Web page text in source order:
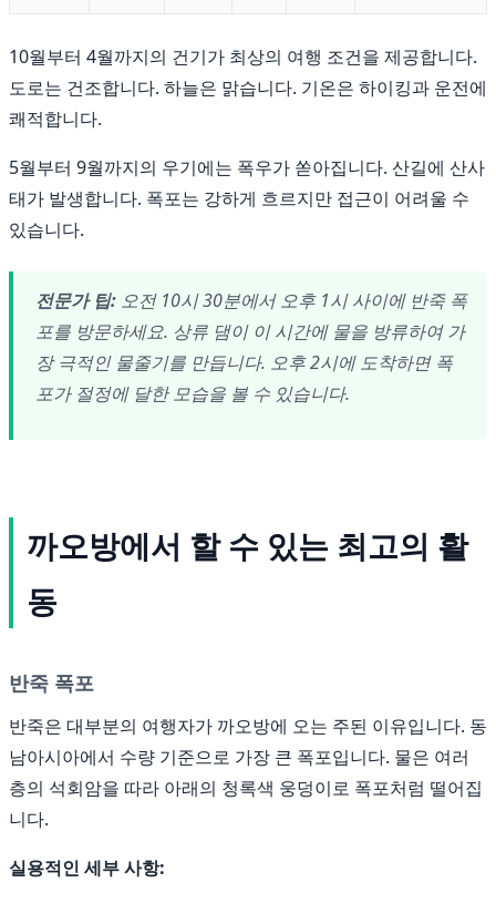
10월부터 4월까지의 건기가 최상의 여행 조건을 제공합니다.
도로는 건조합니다. 하늘은 맑습니다. 기온은 하이킹과 운전에
쾌적합니다.
5월부터 9월까지의 우기에는 폭우가 쏟아집니다. 산길에 산사
태가 발생합니다. 폭포는 강하게 흐르지만 접근이 어려울 수
있습니다.
전문가 팁: 오전 10시 30분에서 오후 1시 사이에 반죽 폭
포를 방문하세요. 상류 댐이 이 시간에 물을 방류하여 가
장 극적인 물줄기를 만듭니다. 오후 2시에 도착하면 폭
포가 절정에 달한 모습을 볼 수 있습니다.
까오방에서 할 수 있는 최고의 활
동
반죽 폭포
반죽은 대부분의 여행자가 까오방에 오는 주된 이유입니다. 동
남아시아에서 수량 기준으로 가장 큰 폭포입니다. 물은 여러
층의 석회암을 따라 아래의 청록색 웅덩이로 폭포처럼 떨어집
니다.
실용적인 세부 사항: